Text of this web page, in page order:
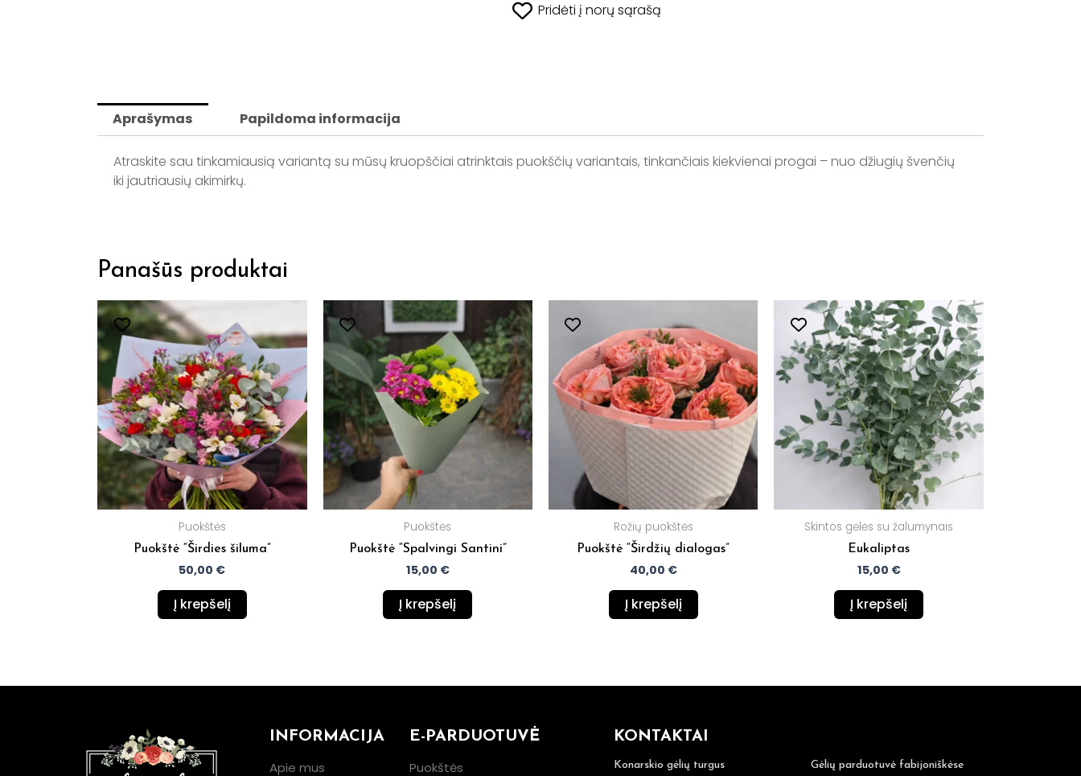
Pridėti į norų sąrašą
Aprašymas Papildoma informacija
Atraskite sau tinkamiausią variantą su mūsų kruopščiai atrinktais puokščių variantais, tinkančiais kiekvienai progai – nuo džiugių švenčių
iki jautriausių akimirkų.
Panašūs produktai
Puokštės
Puokštė “Širdies šiluma”
50,00 €
Į krepšelį
Puokštės
Puokštė “Spalvingi Santini”
15,00 €
Į krepšelį
Rožių puokštės
Puokštė “Širdžių dialogas”
40,00 €
Į krepšelį
Skintos gėlės su žalumynais
Eukaliptas
15,00 €
Į krepšelį
INFORMACIJA
Apie mus
E-PARDUOTUVĖ
Puokštės
KONTAKTAI
Konarskio gėlių turgus Gėlių parduotuvė fabijoniškėse